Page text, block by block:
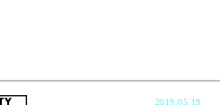
2019.05.19